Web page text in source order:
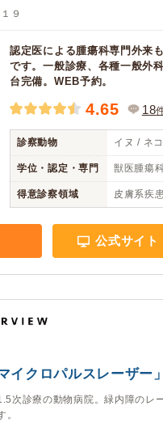
９
認定医による腫瘍科専門外来
です。一般診療、各種一般外
台完備。WEB予約。
4.65 18
診察動物 イヌ / ネコ
学位・認定・専門 獣医腫瘍
得意診察領域 皮膚系疾
公式サイト
イクロパルスレーザー
次診療の動物病院。緑内障のレ
。